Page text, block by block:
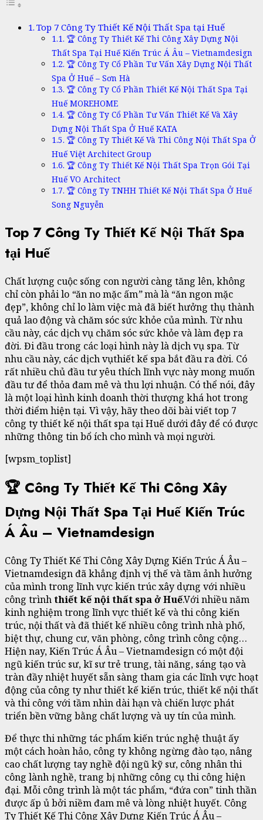
Top 7 Công Ty Thiết Kế Nội Thất Spa tại Huế
🏆 Công Ty Thiết Kế Thi Công Xây Dựng Nội
Thất Spa Tại Huế Kiến Trúc Á Âu – Vietnamdesign
🏆 Công Ty Cổ Phần Tư Vấn Xây Dựng Nội Thất
Spa Ở Huế – Sơn Hà
🏆 Công Ty Cổ Phần Thiết Kế Nội Thất Spa Tại
Huế MOREHOME
🏆 Công Ty Cổ Phần Tư Vấn Thiết Kế Và Xây
Dựng Nội Thất Spa Ở Huế KATA
🏆 Công Ty Thiết Kế Và Thi Công Nội Thất Spa Ở
Huế Việt Architect Group
🏆 Công Ty Thiết Kế Nội Thất Spa Trọn Gói Tại
Huế VO Architect
🏆 Công Ty TNHH Thiết Kế Nội Thất Spa Ở Huế
Song Nguyễn
Top 7 Công Ty Thiết Kế Nội Thất Spa
tại Huế
Chất lượng cuộc sống con người càng tăng lên, không
chỉ còn phải lo “ăn no mặc ấm”mà là “ăn ngon mặc
đẹp”, không chỉ lo làm việc mà đã biết hưởng thụ thành
quả lao động và chăm sóc sức khỏe của mình. Từ nhu
cầu này, các dịch vụ chăm sóc sức khỏe và làm đẹp ra
đời. Đi đầu trong các loại hình này là dịch vụ spa. Từ
nhu cầu này, các dịch vụthiết kế spa bắt đầu ra đời. Có
rất nhiều chủ đầu tư yêu thích lĩnh vực này mong muốn
đầu tư để thỏa đam mê và thu lợi nhuận. Có thể nói, đây
là một loại hình kinh doanh thời thượng khá hot trong
thời điểm hiện tại. Vì vậy, hãy theo dõi bài viết top 7
công ty thiết kế nội thất spa tại Huế dưới đây để có được
những thông tin bổ ích cho mình và mọi người.
[wpsm_toplist]
🏆 Công Ty Thiết Kế Thi Công Xây
Dựng Nội Thất Spa Tại Huế Kiến Trúc
Á Âu – Vietnamdesign
Công Ty Thiết Kế Thi Công Xây Dựng Kiến Trúc Á Âu –
Vietnamdesign đã khẳng định vị thế và tầm ảnh hưởng
của mình trong lĩnh vực kiến trúc xây dựng với nhiều
công trìnhthiết kế nội thất spa ở Huế.Với nhiều năm
kinh nghiệm trong lĩnh vực thiết kế và thi công kiến
trúc, nội thất và đã thiết kế nhiều công trình nhà phố,
biệt thự, chung cư, văn phòng, công trình công cộng…
Hiện nay, Kiến Trúc Á Âu – Vietnamdesign có một đội
ngũ kiến trúc sư, kĩ sư trẻ trung, tài năng, sáng tạo và
tràn đầy nhiệt huyết sẵn sàng tham gia các lĩnh vực hoạt
động của công ty như thiết kế kiến trúc, thiết kế nội thất
và thi công với tầm nhìn dài hạn và chiến lược phát
triển bền vững bằng chất lượng và uy tín của mình.
Để thực thi những tác phẩm kiến trúc nghệ thuật ấy
một cách hoàn hảo, công ty không ngừng đào tạo, nâng
cao chất lượng tay nghề đội ngũ kỹ sư, công nhân thi
công lành nghề, trang bị những công cụ thi công hiện
đại. Mỗi công trình là một tác phẩm, “đứa con” tinh thần
được ấp ủ bởi niềm đam mê và lòng nhiệt huyết. Công
Ty Thiết Kế Thi Công Xây Dựng Kiến Trúc Á Âu –